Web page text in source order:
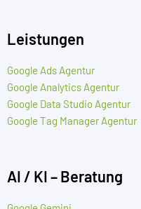
Leistungen
Google Ads Agentur
Google Analytics Agentur
Google Data Studio Agentur
Google Tag Manager Agentur
AI / KI – Beratung